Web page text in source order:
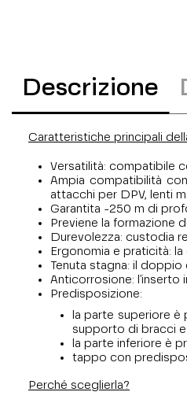
Descrizione
Caratteristiche principali
Versatilità: compatibile
Ampia compatibilità
attacchi per DPV, lenti
Garantita -250 m di
Previene la formazione
Durevolezza: custodia
Ergonomia e praticità:
Tenuta stagna: il doppio
Anticorrosione: l'inserto
Predisposizione:
la parte superiore
supporto di bracci e
la parte inferiore è
tappo con
Perché sceglierla?